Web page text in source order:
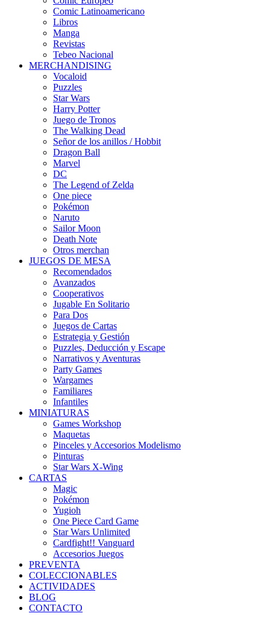
Comic Latinoamericano
Libros
Manga
Revistas
Tebeo Nacional
MERCHANDISING
Vocaloid
Puzzles
Star Wars
Harry Potter
Juego de Tronos
The Walking Dead
Señor de los anillos / Hobbit
Dragon Ball
Marvel
DC
The Legend of Zelda
One piece
Pokémon
Naruto
Sailor Moon
Death Note
Otros merchan
JUEGOS DE MESA
Recomendados
Avanzados
Cooperativos
Jugable En Solitario
Para Dos
Juegos de Cartas
Estrategia y Gestión
Puzzles, Deducción y Escape
Narrativos y Aventuras
Party Games
Wargames
Familiares
Infantiles
MINIATURAS
Games Workshop
Maquetas
Pinceles y Accesorios Modelismo
Pinturas
Star Wars X-Wing
CARTAS
Magic
Pokémon
Yugioh
One Piece Card Game
Star Wars Unlimited
Cardfight!! Vanguard
Accesorios Juegos
PREVENTA
COLECCIONABLES
ACTIVIDADES
BLOG
CONTACTO